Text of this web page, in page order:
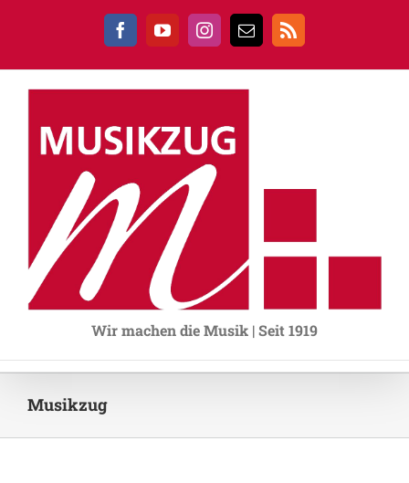
FacebookYouTubeInstagram
E-
Rss
Wir machen die Musik | Seit 1919
Musikzug